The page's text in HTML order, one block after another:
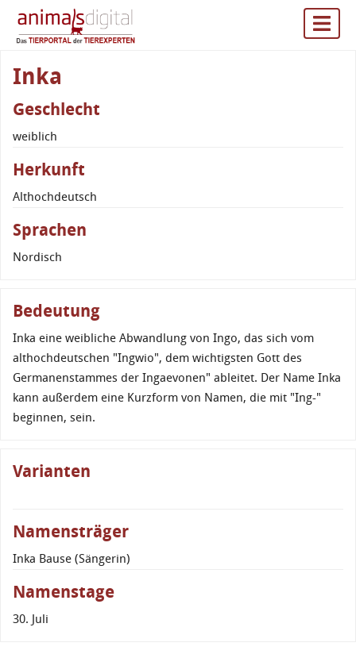
Inka
Geschlecht
weiblich
Herkunft
Althochdeutsch
Sprachen
Nordisch
Bedeutung
Inka eine weibliche Abwandlung von Ingo, das sich vom
althochdeutschen "Ingwio", dem wichtigsten Gott des
Germanenstammes der Ingaevonen" ableitet. Der Name Inka
kann außerdem eine Kurzform von Namen, die mit "Ing-"
beginnen, sein.
Varianten
Namensträger
Inka Bause (Sängerin)
Namenstage
30. Juli